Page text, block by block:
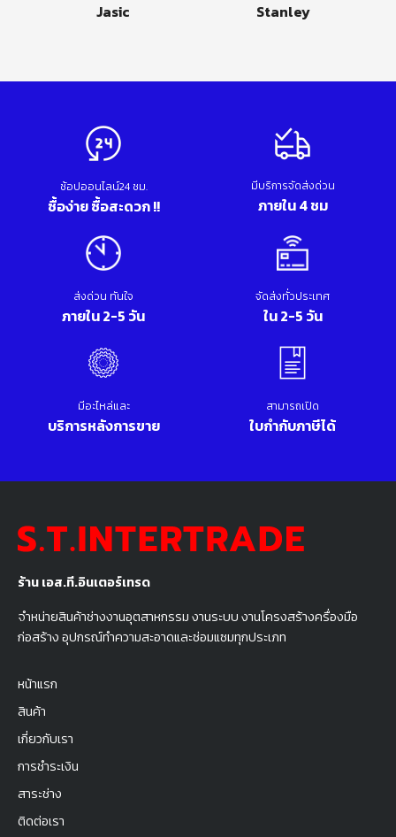
Jasic Stanley
ร้าน เอส.ที.อินเตอร์เทรด
จำหน่ายสินค้าช่างงานอุตสาหกรรม งานระบบ งานโครงสร้างครื่องมือ
ก่อสร้าง อุปกรณ์ทำความสะอาดและซ่อมแซมทุกประเภท
หน้าแรก
สินค้า
เกี่ยวกับเรา
การชำระเงิน
สาระช่าง
ติดต่อเรา
ช้อปออนไลน์24 ชม.
ซื้อง่าย ซื้อสะดวก !!
มีบริการจัดส่งด่วน
ภายใน 4 ชม
ส่งด่วน ทันใจ
ภายใน 2-5 วัน
จัดส่งทั่วประเทศ
ใน 2-5 วัน
มีอะไหล่และ
บริการหลังการขาย
สามารถเปิด
ใบกำกับภาษีได้